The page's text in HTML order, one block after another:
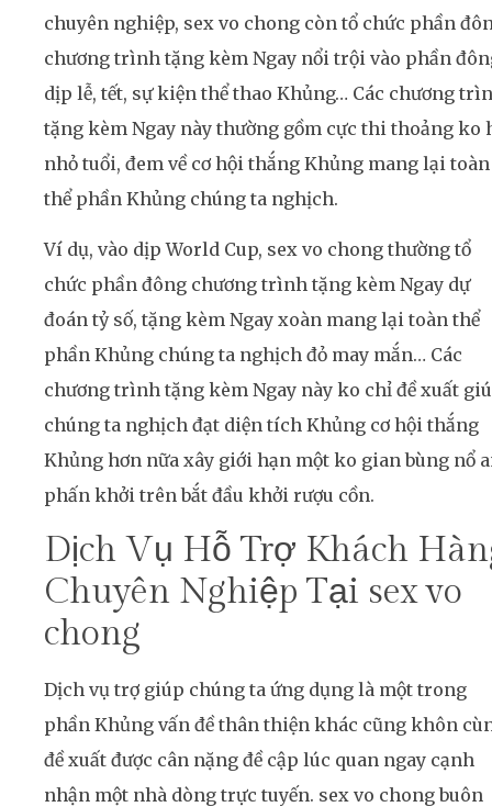
chuyên nghiệp, sex vo chong còn tổ chức phần
chương trình tặng kèm Ngay nổi trội vào phần
dịp lễ, tết, sự kiện thể thao Khủng… Các chương
tặng kèm Ngay này thường gồm cực thi thoảng ko
nhỏ tuổi, đem về cơ hội thắng Khủng mang lại toàn
thể phần Khủng chúng ta nghịch.
Ví dụ, vào dịp World Cup, sex vo chong thường tổ
chức phần đông chương trình tặng kèm Ngay dự
đoán tỷ số, tặng kèm Ngay xoàn mang lại toàn thể
phần Khủng chúng ta nghịch đỏ may mắn… Các
chương trình tặng kèm Ngay này ko chỉ đề xuất
chúng ta nghịch đạt diện tích Khủng cơ hội thắng
Khủng hơn nữa xây giới hạn một ko gian bùng nổ
phấn khởi trên bắt đầu khởi rượu cồn.
Dịch Vụ Hỗ Trợ Khách
Chuyên Nghiệp Tại sex vo
chong
Dịch vụ trợ giúp chúng ta ứng dụng là một trong
phần Khủng vấn đề thân thiện khác cũng khôn
đề xuất được cân nặng đề cập lúc quan ngay cạnh
nhận một nhà dòng trực tuyến. sex vo chong buôn